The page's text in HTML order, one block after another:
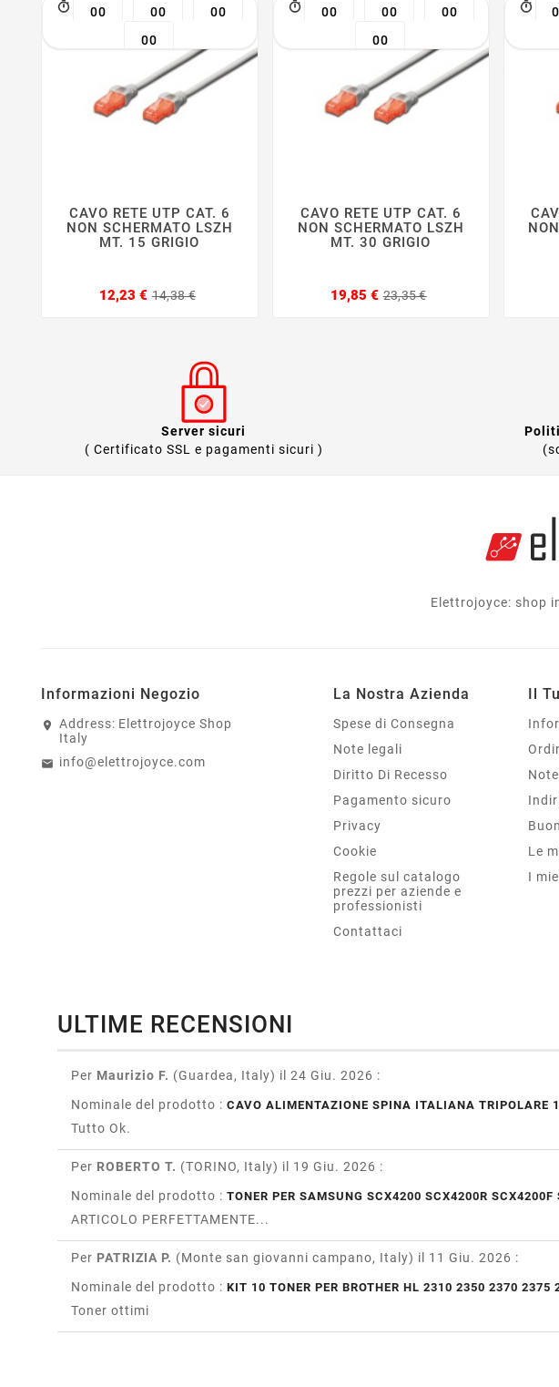
00 00
00
00
   
CAVO RETE UTP CAT. 6
NON SCHERMATO LSZH
MT. 15 GRIGIO
12,23 € 14,38 €
00 00
00
00
   
CAVO RETE UTP CAT. 6
NON SCHERMATO LSZH
MT. 30 GRIGIO
19,85 € 23,35 €

Server sicuri
( Certificato SSL e pagamenti sicuri )
Elettrojoyce: shop
Informazioni Negozio
Address: Elettrojoyce Shop
Italy
info@elettrojoyce.com
La Nostra Azienda
Spese di Consegna
Note legali
Diritto Di Recesso
Pagamento sicuro
Privacy
Cookie
Regole sul catalogo
prezzi per aziende e
professionisti
Contattaci
Il
Le
I
ULTIME RECENSIONI
Per Maurizio F. (Guardea, Italy) il 24 Giu. 2026 :
Nominale del prodotto : CAVO ALIMENTAZIONE SPINA ITALIANA TRIPOLARE
Tutto Ok.
Per ROBERTO T. (TORINO, Italy) il 19 Giu. 2026 :
Nominale del prodotto : TONER PER SAMSUNG SCX4200 SCX4200R SCX4200F
ARTICOLO PERFETTAMENTE...
Per PATRIZIA P. (Monte san giovanni campano, Italy) il 11 Giu. 2026 :
Nominale del prodotto : KIT 10 TONER PER BROTHER HL 2310 2350 2370
Toner ottimi